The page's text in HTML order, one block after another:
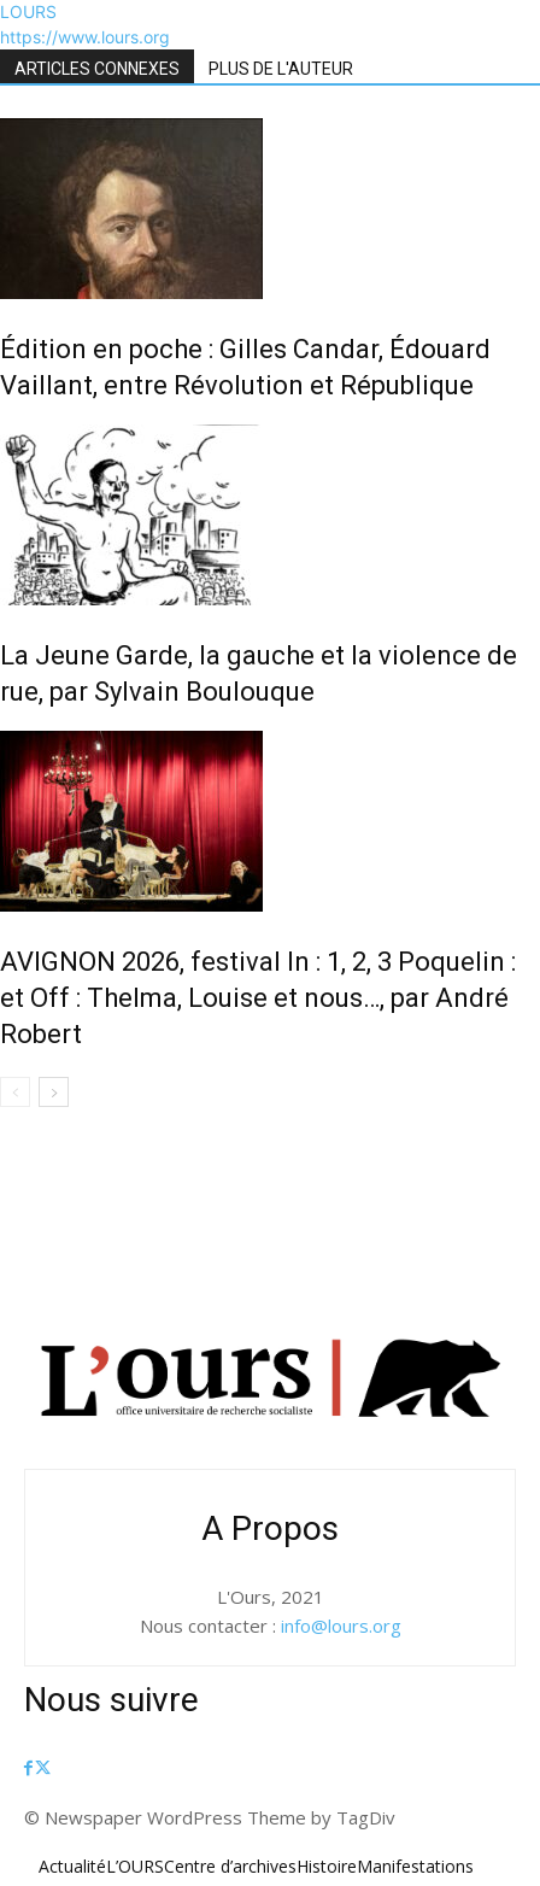
LOURS
https://www.lours.org
ARTICLES CONNEXES PLUS DE L'AUTEUR
Édition en poche : Gilles Candar, Édouard
Vaillant, entre Révolution et République
La Jeune Garde, la gauche et la violence de
rue, par Sylvain Boulouque
AVIGNON 2026, festival In : 1, 2, 3 Poquelin :
et Off : Thelma, Louise et nous…, par André
Robert
A Propos
L'Ours, 2021
Nous contacter : info@lours.org
Nous suivre
© Newspaper WordPress Theme by TagDiv
ActualitéL’OURSCentre d’archivesHistoireManifestations